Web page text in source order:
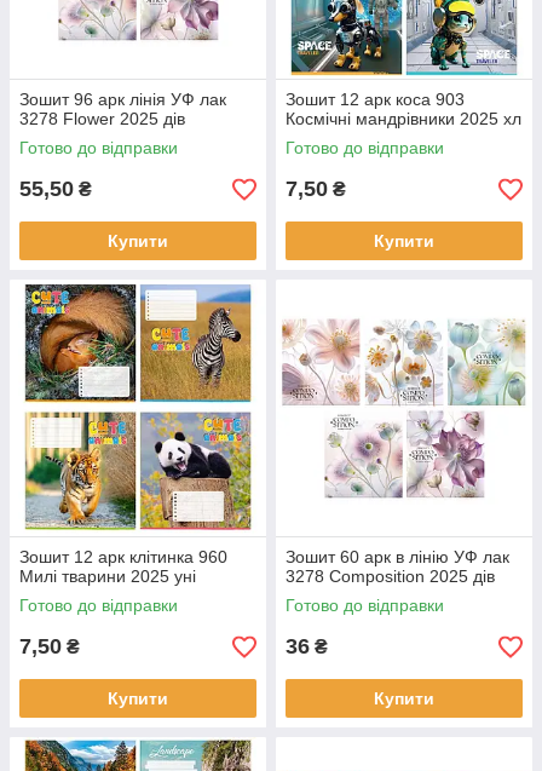
Зошит 96 арк лінія УФ лак
3278 Flower 2025 дів
Готово до відправки
55,50 ₴
Купити
Зошит 12 арк коса 903
Космічні мандрівники 2025 хл
Готово до відправки
7,50 ₴
Купити
Зошит 12 арк клітинка 960
Милі тварини 2025 уні
Готово до відправки
7,50 ₴
Купити
Зошит 60 арк в лінію УФ лак
3278 Composition 2025 дів
Готово до відправки
36 ₴
Купити